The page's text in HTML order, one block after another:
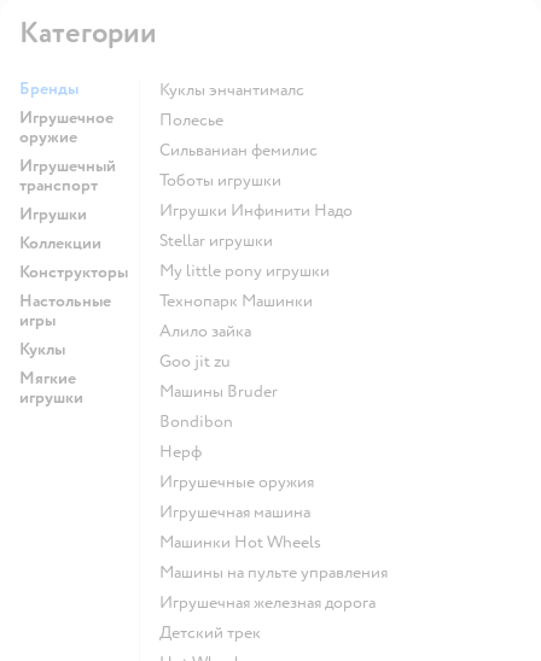
Категории
Бренды
Игрушечное
оружие
Игрушечный
транспорт
Игрушки
Коллекции
Конструкторы
Настольные
игры
Куклы
Мягкие
игрушки
Куклы энчантималс
Полесье
Сильваниан фемилис
Тоботы игрушки
Игрушки Инфинити Надо
Stellar игрушки
my little pony игрушки
Технопарк Машинки
Алило зайка
Goo jit zu
Машины Bruder
Bondibon
Нерф
Игрушечные оружия
Игрушечная машина
Машинки Hot Wheels
Машины на пульте управления
Игрушечная железная дорога
Детский трек